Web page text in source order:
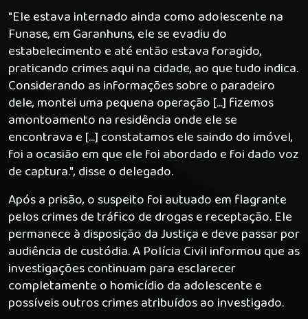
"Ele estava internado ainda como adolescente na
Funase, em Garanhuns, ele se evadiu do
estabelecimento e até então estava foragido,
praticando crimes aqui na cidade, ao que tudo indica.
Considerando as informações sobre o paradeiro
dele, montei uma pequena operação [...] fizemos
amontoamento na residência onde ele se
encontrava e [...] constatamos ele saindo do imóvel,
foi a ocasião em que ele foi abordado e foi dado voz
de captura.", disse o delegado.
Após a prisão, o suspeito foi autuado em flagrante
pelos crimes de tráfico de drogas e receptação. Ele
permanece à disposição da Justiça e deve passar por
audiência de custódia. A Polícia Civil informou que as
investigações continuam para esclarecer
completamente o homicídio da adolescente e
possíveis outros crimes atribuídos ao investigado.